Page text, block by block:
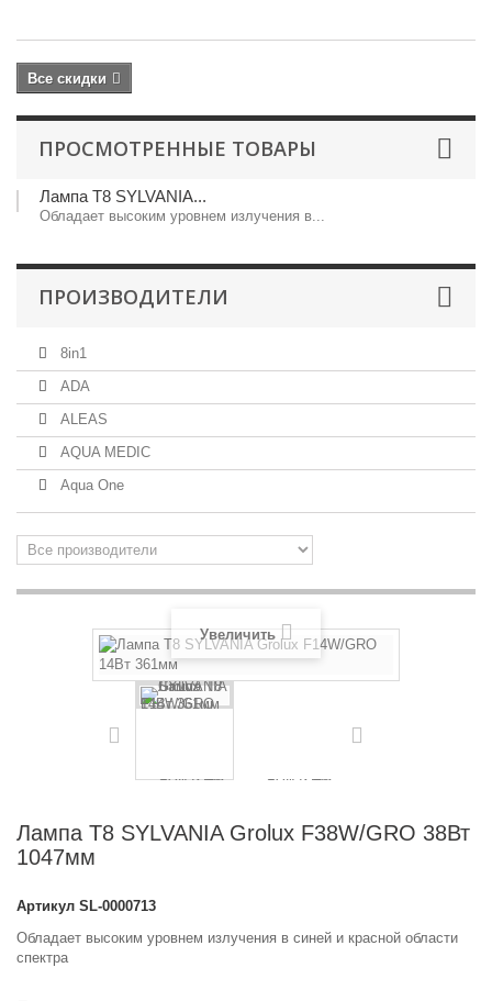
Все скидки
ПРОСМОТРЕННЫЕ ТОВАРЫ
Лампа T8 SYLVANIA...
Обладает высоким уровнем излучения в...
ПРОИЗВОДИТЕЛИ
8in1
ADA
ALEAS
AQUA MEDIC
Aqua One
Увеличить
Лампа T8 SYLVANIA Grolux F38W/GRO 38Вт
1047мм
Артикул SL-0000713
Обладает высоким уровнем излучения в синей и красной области
спектра